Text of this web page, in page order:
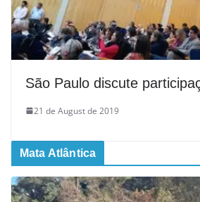
São Paulo discute
21 de August de 2019
Mata Atlântica